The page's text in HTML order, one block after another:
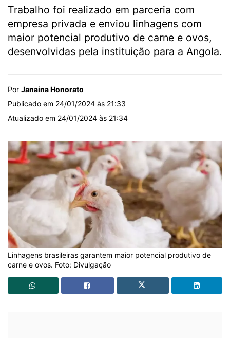
Trabalho foi realizado em parceria com
empresa privada e enviou linhagens com
maior potencial produtivo de carne e ovos,
desenvolvidas pela instituição para a Angola.
Por Janaina Honorato
Publicado em 24/01/2024 às 21:33
Atualizado em 24/01/2024 às 21:34
Linhagens brasileiras garantem maior potencial produtivo de
carne e ovos. Foto: Divulgação